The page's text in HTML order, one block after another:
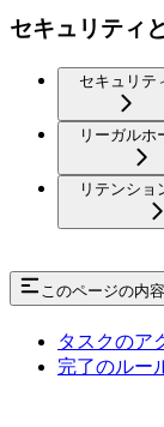
セキュリティ
セキュリテ
リーガルホ
リテンショ
このページの内容
タスクのア
完了のルー